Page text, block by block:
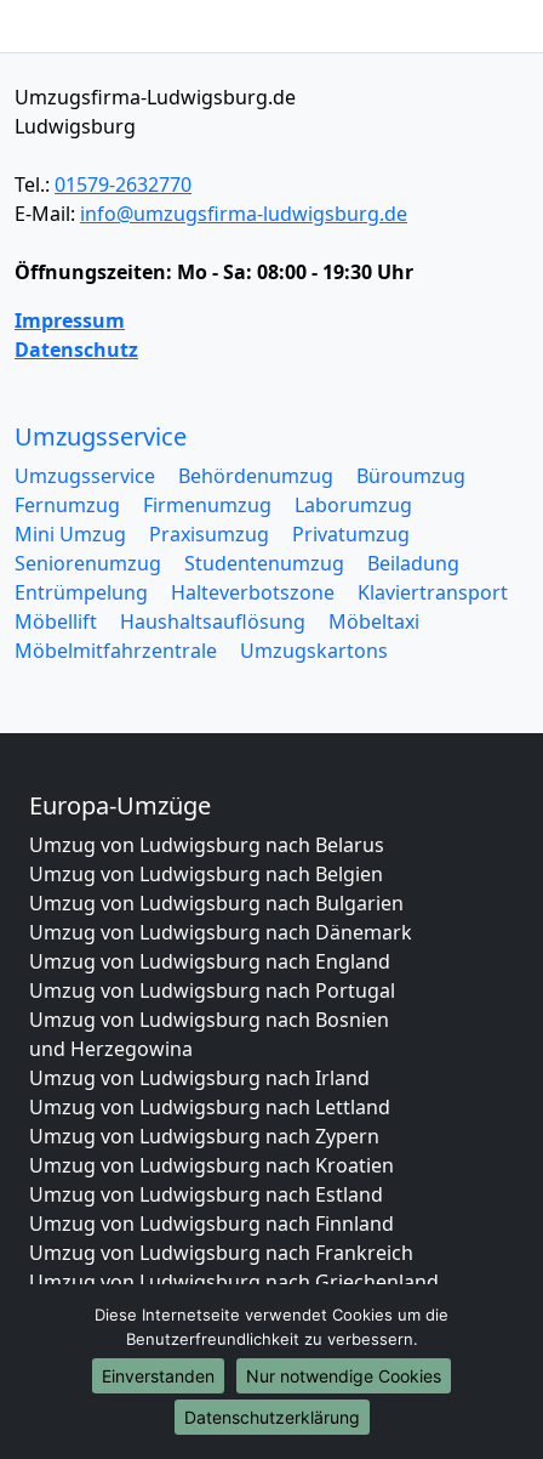
Umzugsfirma-Ludwigsburg.de
Ludwigsburg
Tel.: 01579-2632770
E-Mail: info@umzugsfirma-ludwigsburg.de
Öffnungszeiten: Mo - Sa: 08:00 - 19:30 Uhr
Impressum
Datenschutz
Umzugsservice
Umzugsservice Behördenumzug
Büroumzug
Fernumzug
Firmenumzug
Laborumzug
Mini Umzug
Praxisumzug
Privatumzug
Seniorenumzug
Studentenumzug
Beiladung
Entrümpelung
Halteverbotszone
Klaviertransport
Möbellift
Haushaltsauflösung
Möbeltaxi
Möbelmitfahrzentrale
Umzugskartons
Europa-Umzüge
Umzug von Ludwigsburg nach Belarus
Umzug von Ludwigsburg nach Belgien
Umzug von Ludwigsburg nach Bulgarien
Umzug von Ludwigsburg nach Dänemark
Umzug von Ludwigsburg nach England
Umzug von Ludwigsburg nach Portugal
Umzug von Ludwigsburg nach Bosnien
und Herzegowina
Umzug von Ludwigsburg nach Irland
Umzug von Ludwigsburg nach Lettland
Umzug von Ludwigsburg nach Zypern
Umzug von Ludwigsburg nach Kroatien
Umzug von Ludwigsburg nach Estland
Umzug von Ludwigsburg nach Finnland
Umzug von Ludwigsburg nach Frankreich
Umzug von Ludwigsburg nach Griechenland
Umzug von Ludwigsburg nach Italien
Umzug von Ludwigsburg nach Liechtenstein
Umzug von Ludwigsburg nach Luxemburg
Umzug von Ludwigsburg nach Niederlande
Umzug von Ludwigsburg nach Norwegen
Diese Internetseite verwendet Cookies um die
Benutzerfreundlichkeit zu verbessern.
Einverstanden
Nur notwendige Cookies
Datenschutzerklärung